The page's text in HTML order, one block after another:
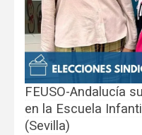
FEUSO-Andalucía
en la Escuela
(Sevilla)